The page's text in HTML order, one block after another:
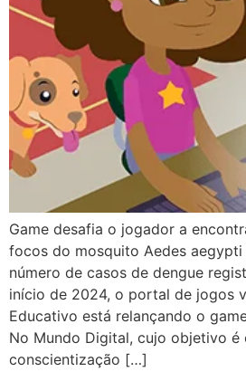
Game desafia o jogador a
focos do mosquito Aedes
número de casos de dengue
início de 2024, o portal de jogos
Educativo está relançando o
No Mundo Digital, cujo objetivo é
conscientização […]